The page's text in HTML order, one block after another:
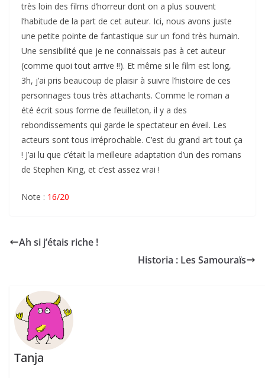
très loin des films d’horreur dont on a plus souvent
l’habitude de la part de cet auteur. Ici, nous avons juste
une petite pointe de fantastique sur un fond très humain.
Une sensibilité que je ne connaissais pas à cet auteur
(comme quoi tout arrive !!). Et même si le film est long,
3h, j’ai pris beaucoup de plaisir à suivre l’histoire de ces
personnages tous très attachants. Comme le roman a
été écrit sous forme de feuilleton, il y a des
rebondissements qui garde le spectateur en éveil. Les
acteurs sont tous irréprochable. C’est du grand art tout ça
! J’ai lu que c’était la meilleure adaptation d’un des romans
de Stephen King, et c’est assez vrai !
Note : 16/20
Ah si j’étais riche !
Historia : Les Samouraïs
Tanja